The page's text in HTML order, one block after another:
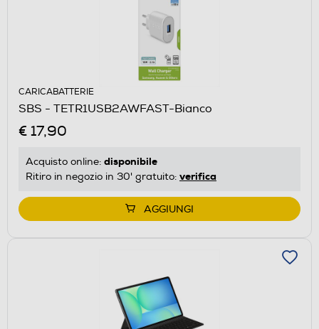
CARICABATTERIE
SBS - TETR1USB2AWFAST-Bianco
€ 17,90
Acquisto online: disponibile
Ritiro in negozio in 30' gratuito: verifica
AGGIUNGI